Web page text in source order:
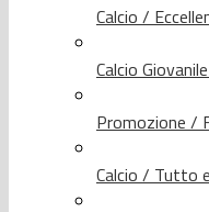
Calcio /
Calcio
Promozione /
Calcio / Tutto